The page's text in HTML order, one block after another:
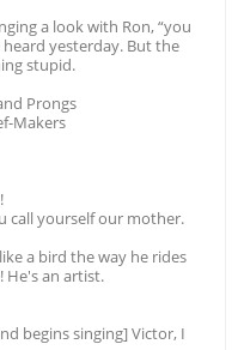
a look with Ron, “you
yesterday. But the
stupid.
Prongs
Makers
call yourself our mother.
a bird the way he rides
He's an artist.
begins singing] Victor, I